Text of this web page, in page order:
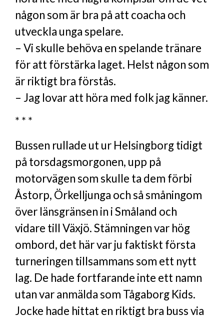
någon som är bra på att coacha och
utveckla unga spelare.
– Vi skulle behöva en spelande tränare
för att förstärka laget. Helst någon som
är riktigt bra förstås.
– Jag lovar att höra med folk jag känner.
* * *
Bussen rullade ut ur Helsingborg tidigt
på torsdagsmorgonen, upp på
motorvägen som skulle ta dem förbi
Åstorp, Örkelljunga och så småningom
över länsgränsen in i Småland och
vidare till Växjö. Stämningen var hög
ombord, det här var ju faktiskt första
turneringen tillsammans som ett nytt
lag. De hade fortfarande inte ett namn
utan var anmälda som Tågaborg Kids.
Jocke hade hittat en riktigt bra buss via